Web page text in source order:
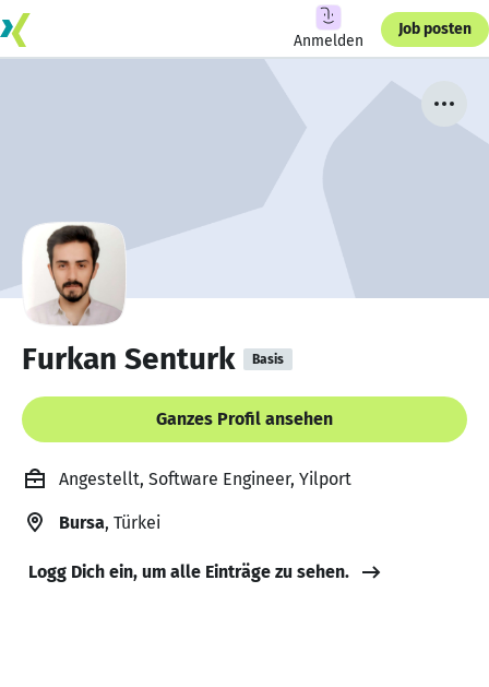
Anmelden
Job posten
Furkan Senturk Basis
Ganzes Profil ansehen
Angestellt, Software Engineer, Yilport
Bursa, Türkei
Logg Dich ein, um alle Einträge zu sehen.